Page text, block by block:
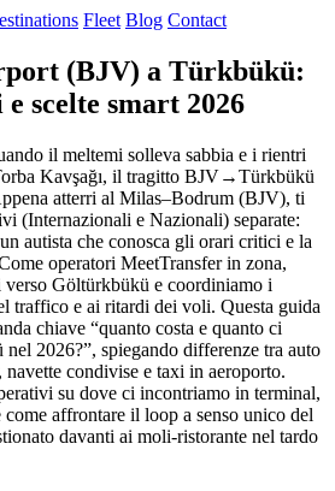
Fleet Blog Contact
(BJV) a Türkbükü:
scelte smart 2026
il meltemi solleva sabbia e i rientri
Kavşağı, il tragitto BJV→Türkbükü
atterri al Milas–Bodrum (BJV), ti
(Internazionali e Nazionali) separate:
autista che conosca gli orari critici e la
operatori MeetTransfer in zona,
Göltürkbükü e coordiniamo i
traffico e ai ritardi dei voli. Questa guida
chiave “quanto costa e quanto ci
2026?”, spiegando differenze tra auto
condivise e taxi in aeroporto.
su dove ci incontriamo in terminal,
affrontare il loop a senso unico del
davanti ai moli-ristorante nel tardo